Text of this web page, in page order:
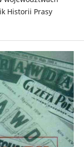
Historii Prasy